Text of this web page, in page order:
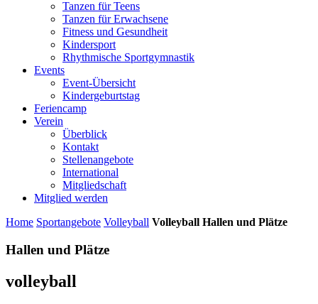
Tanzen für Teens
Tanzen für Erwachsene
Fitness und Gesundheit
Kindersport
Rhythmische Sportgymnastik
Events
Event-Übersicht
Kindergeburtstag
Feriencamp
Verein
Überblick
Kontakt
Stellenangebote
International
Mitgliedschaft
Mitglied werden
Home Sportangebote Volleyball Volleyball Hallen und Plätze
Hallen und Plätze
volleyball